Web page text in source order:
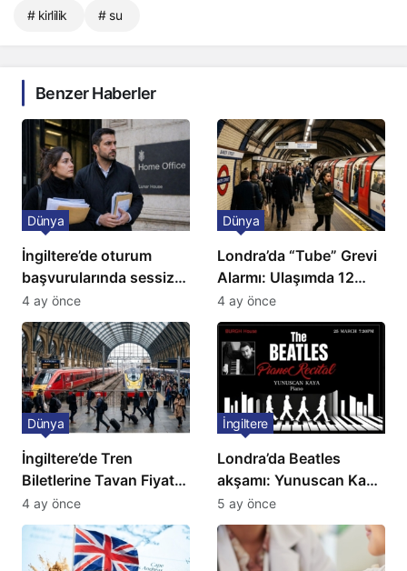
# kirlilik # su
Benzer Haberler
İngiltere’de oturum
başvurularında sessiz
kriz: Büyükelçilikten
açıklama!
Dünya
4 ay önce
Londra’da “Tube” Grevi
Alarmı: Ulaşımda 12
Günlük Kaos Kapıda
Dünya
4 ay önce
İngiltere’de Tren
Biletlerine Tavan Fiyat:
Ulaşımda Yeni
Düzenleme
Dünya
4 ay önce
Londra’da Beatles
akşamı: Yunuscan Kaya
klasik yorumuyla
sahnede
İngiltere
5 ay önce